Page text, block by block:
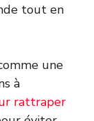
tout en
une
à
rattraper